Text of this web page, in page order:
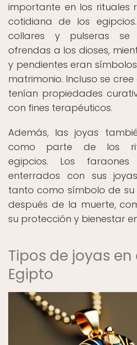
importante en los rituales
cotidiana de los
collares y pulseras se
ofrendas a los dioses,
y pendientes eran
matrimonio. Incluso se
tenían propiedades
con fines terapéuticos.
Además, las joyas
como parte de los
egipcios. Los
enterrados con sus
tanto como símbolo de
después de la muerte,
su protección y bienestar
Tipos de joyas
Egipto